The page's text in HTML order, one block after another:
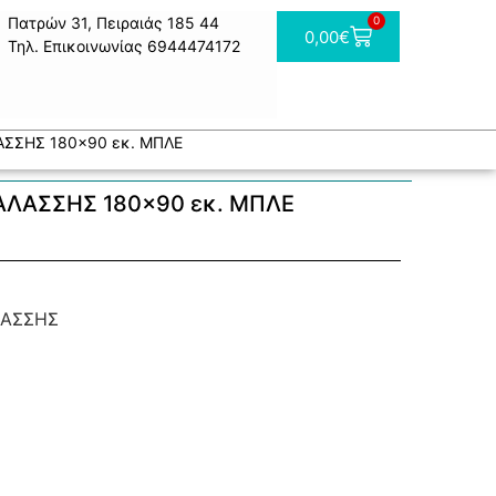
Πατρών 31, Πειραιάς 185 44
Τηλ. Επικοινωνίας 6944474172
0,00€
0
180×90 εκ. ΜΠΛΕ
180×90 εκ. ΜΠΛΕ